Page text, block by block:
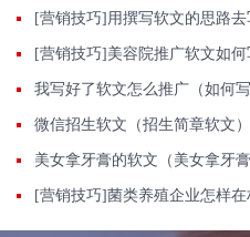
我写好了软文怎么推广（如何写
微信招生软文（招生简章软文）
美女拿牙膏的软文（美女拿牙